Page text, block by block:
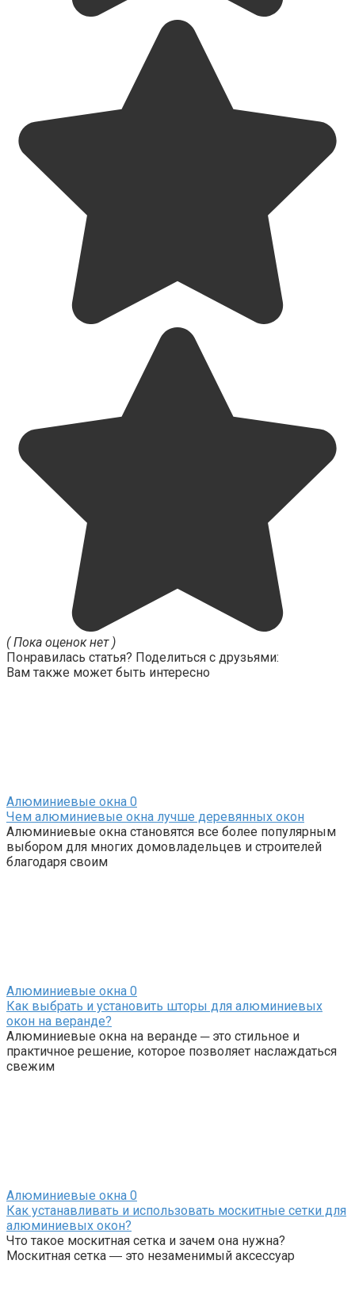
( Пока оценок нет )
Понравилась статья? Поделиться с друзьями:
Вам также может быть интересно
Алюминиевые окна 0
Чем алюминиевые окна лучше деревянных окон
Алюминиевые окна становятся все более популярным
выбором для многих домовладельцев и строителей
благодаря своим
Алюминиевые окна 0
Как выбрать и установить шторы для алюминиевых
окон на веранде?
Алюминиевые окна на веранде ─ это стильное и
практичное решение‚ которое позволяет наслаждаться
свежим
Алюминиевые окна 0
Как устанавливать и использовать москитные сетки для
алюминиевых окон?
Что такое москитная сетка и зачем она нужна?
Москитная сетка ― это незаменимый аксессуар